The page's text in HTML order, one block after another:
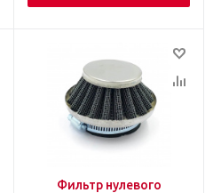
Фильтр нулевого